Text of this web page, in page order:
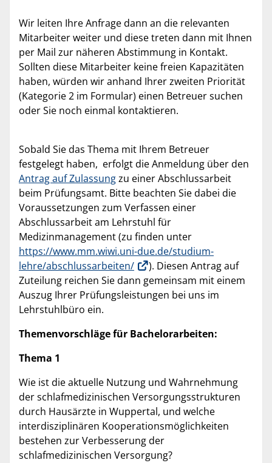
Wir leiten Ihre Anfrage dann an die relevanten
Mitarbeiter weiter und diese treten dann mit Ihnen
per Mail zur näheren Abstimmung in Kontakt.
Sollten diese Mitarbeiter keine freien Kapazitäten
haben, würden wir anhand Ihrer zweiten Priorität
(Kategorie 2 im Formular) einen Betreuer suchen
oder Sie noch einmal kontaktieren.
Sobald Sie das Thema mit Ihrem Betreuer
festgelegt haben, erfolgt die Anmeldung über den
Antrag auf Zulassungzu einer Abschlussarbeit
beim Prüfungsamt. Bitte beachten Sie dabei die
Voraussetzungen zum Verfassen einer
Abschlussarbeit am Lehrstuhl für
Medizinmanagement (zu finden unter
https://www.mm.wiwi.uni-due.de/studium-
lehre/abschlussarbeiten/
). Diesen Antrag auf
Zuteilung reichen Sie dann gemeinsam mit einem
Auszug Ihrer Prüfungsleistungen bei uns im
Lehrstuhlbüro ein.
Themenvorschläge für Bachelorarbeiten:
Thema 1
Wie ist die aktuelle Nutzung und Wahrnehmung
der schlafmedizinischen Versorgungsstrukturen
durch Hausärzte in Wuppertal, und welche
interdisziplinären Kooperationsmöglichkeiten
bestehen zur Verbesserung der
schlafmedizinischen Versorgung?